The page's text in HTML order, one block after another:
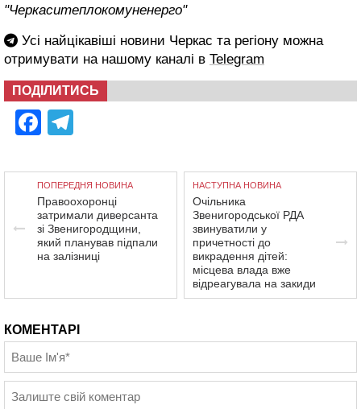
"Черкаситеплокомуненерго"
Усі найцікавіші новини Черкас та регіону можна
отримувати на нашому каналі в Telegram
ПОДІЛИТИСЬ
Facebook
ПОПЕРЕДНЯ НОВИНА
Правоохоронці
затримали диверсанта
зі Звенигородщини,
який планував підпали
на залізниці
НАСТУПНА НОВИНА
Очільника
Звенигородської РДА
звинуватили у
причетності до
викрадення дітей:
місцева влада вже
відреагувала на закиди
КОМЕНТАРІ